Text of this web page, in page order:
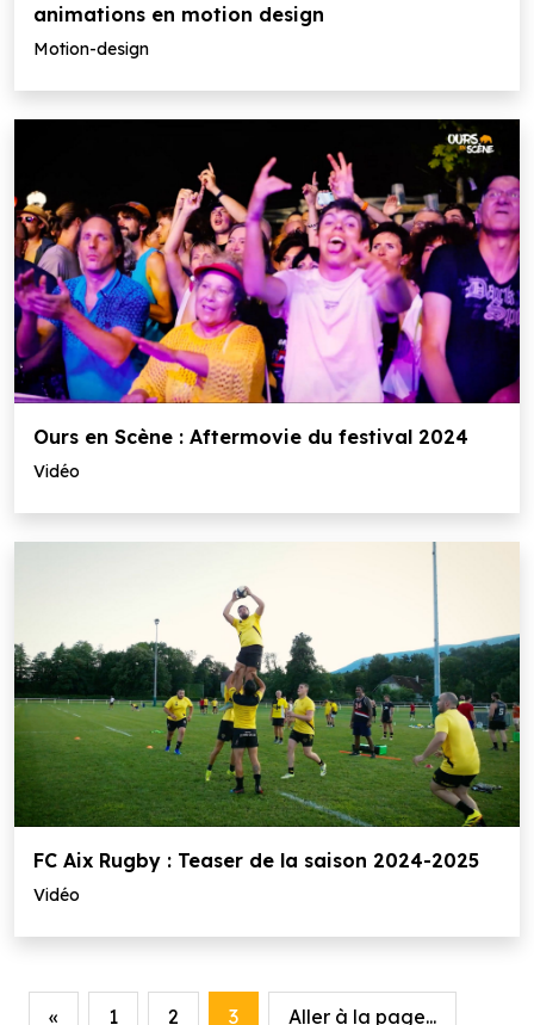
animations en motion design
Motion-design
Ours en Scène : Aftermovie du festival 2024
Vidéo
FC Aix Rugby : Teaser de la saison 2024-2025
Vidéo
« 1 2 3 Aller à la page...